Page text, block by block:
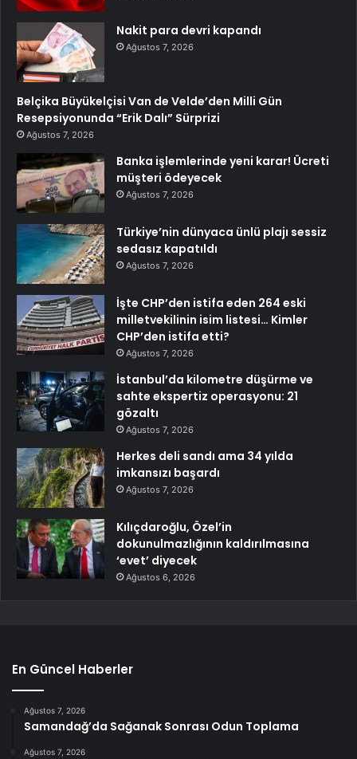
Nakit para devri kapandı
Ağustos 7, 2026
Belçika Büyükelçisi Van de Velde’den Milli Gün
Resepsiyonunda “Erik Dalı” Sürprizi
Ağustos 7, 2026
Banka işlemlerinde yeni karar! Ücreti
müşteri ödeyecek
Ağustos 7, 2026
Türkiye’nin dünyaca ünlü plajı sessiz
sedasız kapatıldı
Ağustos 7, 2026
İşte CHP’den istifa eden 264 eski
milletvekilinin isim listesi… Kimler
CHP’den istifa etti?
Ağustos 7, 2026
İstanbul’da kilometre düşürme ve
sahte ekspertiz operasyonu: 21
gözaltı
Ağustos 7, 2026
Herkes deli sandı ama 34 yılda
imkansızı başardı
Ağustos 7, 2026
Kılıçdaroğlu, Özel’in
dokunulmazlığının kaldırılmasına
‘evet’ diyecek
Ağustos 6, 2026
En Güncel Haberler
Ağustos 7, 2026
Samandağ’da Sağanak Sonrası Odun Toplama
Ağustos 7, 2026